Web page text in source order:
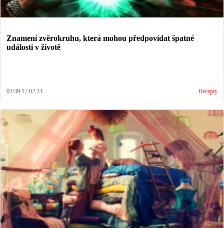
Znamení zvěrokruhu, která mohou předpovídat špatné
události v životě
03:39 17.02.23 Recepty